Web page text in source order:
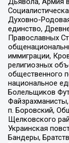
Духовно-
единство,
Православных
иммиграции,
религиозных
общественного
национальное
Болельщиков
п. Боровский,
Щелковского
Украинская
Бандеры,